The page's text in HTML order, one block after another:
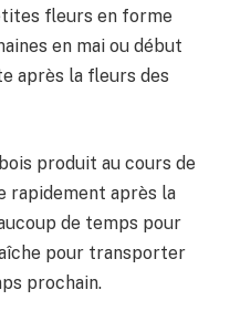
fleurs en forme
en mai ou début
après la fleurs des
produit au cours de
rapidement après la
de temps pour
pour transporter
prochain.